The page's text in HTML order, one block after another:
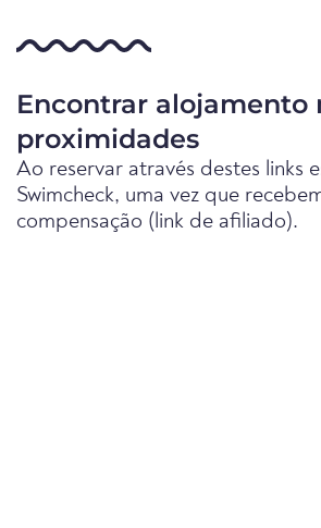
Encontrar alojamento
proximidades
Ao reservar através destes links
Swimcheck, uma vez que
compensação (link de afiliado).